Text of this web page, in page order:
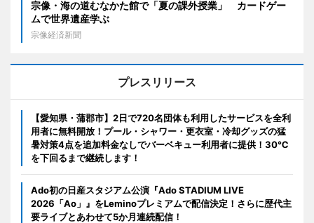
宗像・海の道むなかた館で「夏の課外授業」 カードゲー
ムで世界遺産学ぶ
宗像経済新聞
プレスリリース
【愛知県・蒲郡市】2日で720名団体も利用したサービスを全利
用者に無料開放！プール・シャワー・更衣室・冷却グッズの猛
暑対策4点を追加料金なしでバーベキュー利用者に提供！30℃
を下回るまで継続します！
Ado初の日産スタジアム公演『Ado STADIUM LIVE
2026「Ao」』をLeminoプレミアムで配信決定！さらに歴代主
要ライブとあわせて5か月連続配信！